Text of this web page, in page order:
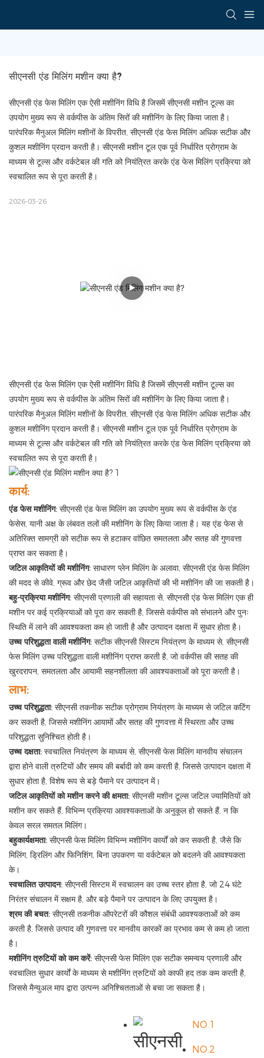
सीएनसी एंड मिलिंग मशीन क्या है?
सीएनसी एंड फेस मिलिंग एक ऐसी मशीनिंग विधि है जिसमें सीएनसी मशीन टूल्स का
उपयोग मुख्य रूप से वर्कपीस के अंतिम सिरों की मशीनिंग के लिए किया जाता है।
पारंपरिक मैनुअल मिलिंग मशीनों के विपरीत, सीएनसी एंड फेस मिलिंग अधिक सटीक और
कुशल मशीनिंग प्रदान करती है। सीएनसी मशीन टूल एक पूर्व निर्धारित प्रोग्राम के
माध्यम से टूल्स और वर्कटेबल की गति को नियंत्रित करके एंड फेस मिलिंग प्रक्रिया को
स्वचालित रूप से पूरा करती है।
2026-03-26
सीएनसी एंड फेस मिलिंग एक ऐसी मशीनिंग विधि है जिसमें सीएनसी मशीन टूल्स का
उपयोग मुख्य रूप से वर्कपीस के अंतिम सिरों की मशीनिंग के लिए किया जाता है।
पारंपरिक मैनुअल मिलिंग मशीनों के विपरीत, सीएनसी एंड फेस मिलिंग अधिक सटीक और
कुशल मशीनिंग प्रदान करती है। सीएनसी मशीन टूल एक पूर्व निर्धारित प्रोग्राम के
माध्यम से टूल्स और वर्कटेबल की गति को नियंत्रित करके एंड फेस मिलिंग प्रक्रिया को
स्वचालित रूप से पूरा करती है।
कार्य:
एंड फेस मशीनिंग: सीएनसी एंड फेस मिलिंग का उपयोग मुख्य रूप से वर्कपीस के एंड
फेसेस, यानी अक्ष के लंबवत तलों की मशीनिंग के लिए किया जाता है। यह एंड फेस से
अतिरिक्त सामग्री को सटीक रूप से हटाकर वांछित समतलता और सतह की गुणवत्ता
प्राप्त कर सकता है।
जटिल आकृतियों की मशीनिंग: साधारण प्लेन मिलिंग के अलावा, सीएनसी एंड फेस मिलिंग
की मदद से कीवे, ग्रूव और छेद जैसी जटिल आकृतियों की भी मशीनिंग की जा सकती है।
बहु-प्रक्रिया मशीनिंग: सीएनसी प्रणाली की सहायता से, सीएनसी एंड फेस मिलिंग एक ही
मशीन पर कई प्रक्रियाओं को पूरा कर सकती है, जिससे वर्कपीस को संभालने और पुनः
स्थिति में लाने की आवश्यकता कम हो जाती है और उत्पादन दक्षता में सुधार होता है।
उच्च परिशुद्धता वाली मशीनिंग: सटीक सीएनसी सिस्टम नियंत्रण के माध्यम से, सीएनसी
फेस मिलिंग उच्च परिशुद्धता वाली मशीनिंग प्राप्त करती है, जो वर्कपीस की सतह की
खुरदरापन, समतलता और आयामी सहनशीलता की आवश्यकताओं को पूरा करती है।
लाभ:
उच्च परिशुद्धता: सीएनसी तकनीक सटीक प्रोग्राम नियंत्रण के माध्यम से जटिल कटिंग
कर सकती है, जिससे मशीनिंग आयामों और सतह की गुणवत्ता में स्थिरता और उच्च
परिशुद्धता सुनिश्चित होती है।
उच्च दक्षता: स्वचालित नियंत्रण के माध्यम से, सीएनसी फेस मिलिंग मानवीय संचालन
द्वारा होने वाली त्रुटियों और समय की बर्बादी को कम करती है, जिससे उत्पादन दक्षता में
सुधार होता है, विशेष रूप से बड़े पैमाने पर उत्पादन में।
जटिल आकृतियों को मशीन करने की क्षमता: सीएनसी मशीन टूल्स जटिल ज्यामितियों को
मशीन कर सकते हैं, विभिन्न प्रक्रिया आवश्यकताओं के अनुकूल हो सकते हैं, न कि
केवल सरल समतल मिलिंग।
बहुकार्यक्षमता: सीएनसी फेस मिलिंग विभिन्न मशीनिंग कार्यों को कर सकती है, जैसे कि
मिलिंग, ड्रिलिंग और फिनिशिंग, बिना उपकरण या वर्कटेबल को बदलने की आवश्यकता
के।
स्वचालित उत्पादन: सीएनसी सिस्टम में स्वचालन का उच्च स्तर होता है, जो 24 घंटे
निरंतर संचालन में सक्षम है, और बड़े पैमाने पर उत्पादन के लिए उपयुक्त है।
श्रम की बचत: सीएनसी तकनीक ऑपरेटरों की कौशल संबंधी आवश्यकताओं को कम
करती है, जिससे उत्पाद की गुणवत्ता पर मानवीय कारकों का प्रभाव कम से कम हो जाता
है।
मशीनिंग त्रुटियों को कम करें: सीएनसी फेस मिलिंग एक सटीक समन्वय प्रणाली और
स्वचालित सुधार कार्यों के माध्यम से मशीनिंग त्रुटियों को काफी हद तक कम करती है,
जिससे मैन्युअल माप द्वारा उत्पन्न अनिश्चितताओं से बचा जा सकता है।
NO.1
NO.2